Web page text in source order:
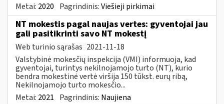
Metai: 2020 Pagrindinis:Viešieji pirkimai
NT mokestis pagal naujas vertes: gyventojai jau
gali pasitikrinti savo NT mokestį
Web turinio sąrašas 2021-11-18
Valstybinė mokesčių inspekcija (VMI) informuoja, kad
gyventojai, turintys nekilnojamojo turto (NT), kurio
bendra mokestinė vertė viršija 150 tūkst. eurų ribą,
Nekilnojamojo turto mokesčio...
Metai: 2021 Pagrindinis: Naujiena